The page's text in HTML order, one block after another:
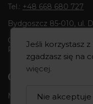
Tel.: +48 668 680 727
Bydgoszcz 85-010, ul.
Godziny otwarcia:
Pon-Pt 10:00-18:00 |
CREOWNIA
Marka CREOWNIA
Jeśli korzystasz
zgadzasz się na
więcej.
Nie akceptuje